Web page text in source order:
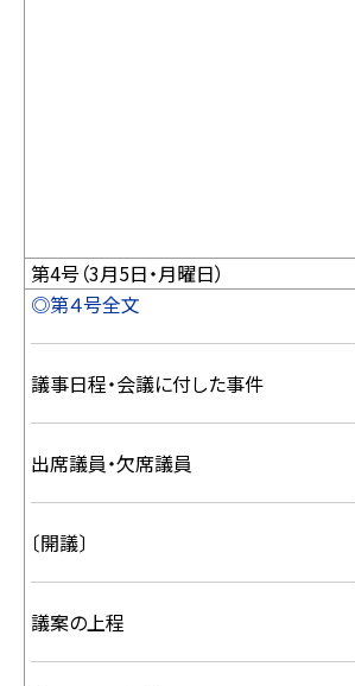
第4号（3月5日・月曜日）
◎第４号全文
議事日程・会議に付した事件
出席議員・欠席議員
〔開議〕
議案の上程